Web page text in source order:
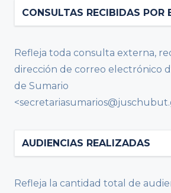
CONSULTAS RECIBIDAS POR
Refleja toda consulta externa,
dirección de correo electrónico
de Sumario
AUDIENCIAS REALIZADAS
Refleja la cantidad total de